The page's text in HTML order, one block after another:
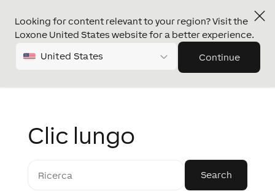
Looking for content relevant to your region? Visit the
Loxone United States website for a better experience.
United States Continue
Clic lungo